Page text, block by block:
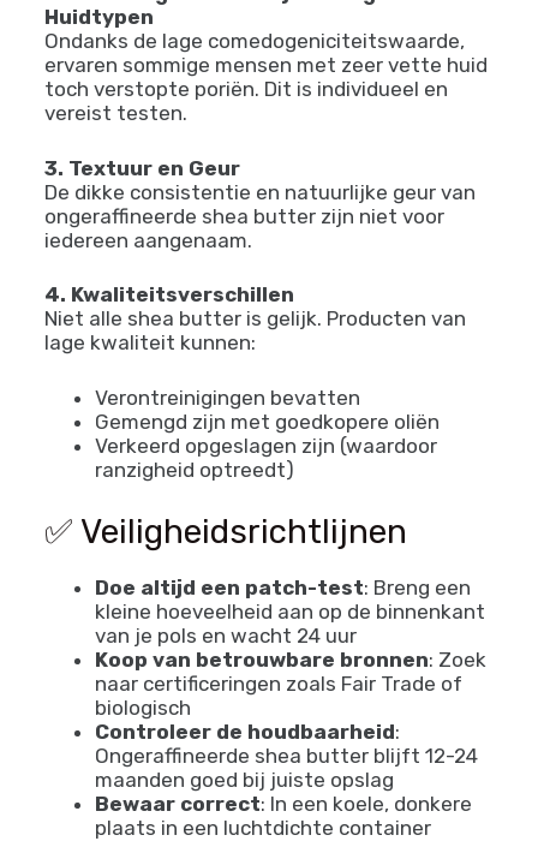
Huidtypen
Ondanks de lage comedogeniciteitswaarde,
ervaren sommige mensen met zeer vette huid
toch verstopte poriën. Dit is individueel en
vereist testen.
3. Textuur en Geur
De dikke consistentie en natuurlijke geur van
ongeraffineerde shea butter zijn niet voor
iedereen aangenaam.
4. Kwaliteitsverschillen
Niet alle shea butter is gelijk. Producten van
lage kwaliteit kunnen:
Verontreinigingen bevatten
Gemengd zijn met goedkopere oliën
Verkeerd opgeslagen zijn (waardoor
ranzigheid optreedt)
✅ Veiligheidsrichtlijnen
Doe altijd een patch-test: Breng een
kleine hoeveelheid aan op de binnenkant
van je pols en wacht 24 uur
Koop van betrouwbare bronnen: Zoek
naar certificeringen zoals Fair Trade of
biologisch
Controleer de houdbaarheid:
Ongeraffineerde shea butter blijft 12-24
maanden goed bij juiste opslag
Bewaar correct: In een koele, donkere
plaats in een luchtdichte container